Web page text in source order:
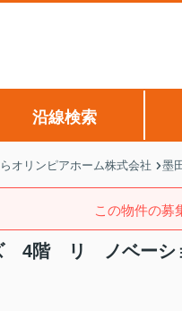
沿線検索
オリンピアホーム株式会社 墨
この物件の募
4階 リ ノベーシ